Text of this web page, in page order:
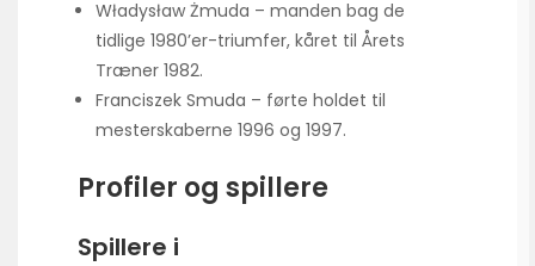
Władysław Żmuda – manden bag de
tidlige 1980’er-triumfer, kåret til Årets
Træner 1982.
Franciszek Smuda – førte holdet til
mesterskaberne 1996 og 1997.
Profiler og spillere
Spillere i